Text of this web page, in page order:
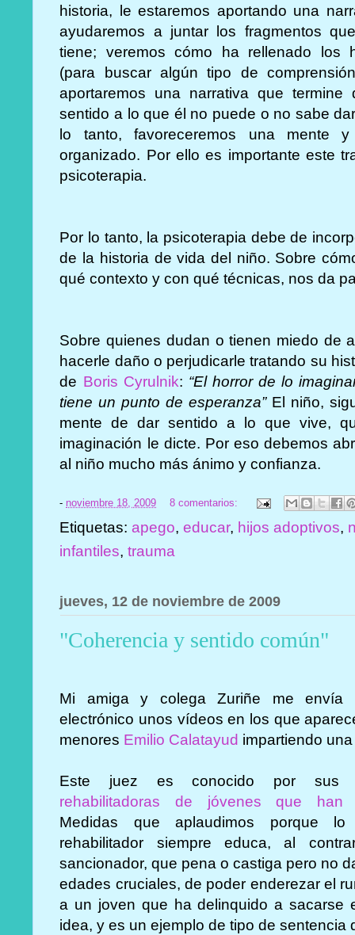
historia, le estaremos aportando una
ayudaremos a juntar los fragmentos
tiene; veremos cómo ha rellenado los
(para buscar algún tipo de
aportaremos una narrativa que termine
sentido a lo que él no puede o no sabe
lo tanto, favoreceremos una mente
organizado. Por ello es importante este
psicoterapia.
Por lo tanto, la psicoterapia debe de
de la historia de vida del niño. Sobre
qué contexto y con qué técnicas, nos da
Sobre quienes dudan o tienen miedo de
hacerle daño o perjudicarle tratando su
de Boris Cyrulnik: “El horror de lo
tiene un punto de esperanza”El niño,
mente de dar sentido a lo que vive,
imaginación le dicte. Por eso debemos
al niño mucho más ánimo y confianza.
- noviembre 18, 2009 8 comentarios:
Etiquetas:apego,educar, hijos adoptivos,
infantiles,trauma
jueves, 12 de noviembre de 2009
"Coherencia y sentido común"
Mi amiga y colega Zuriñe me envía
electrónico unos vídeos en los que
menores Emilio Calatayud impartiendo
Este juez es conocido por
rehabilitadoras de jóvenes que han
Medidas que aplaudimos porque lo
rehabilitador siempre educa, al
sancionador, que pena o castiga pero no
edades cruciales, de poder enderezar el
a un joven que ha delinquido a sacarse
idea, y es un ejemplo de tipo de sentencia